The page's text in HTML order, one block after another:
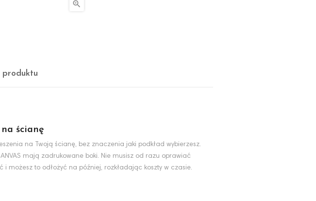

produktu
ścianę
na Twoją ścianę, bez znaczenia jaki podkład wybierzesz.
mają zadrukowane boki. Nie musisz od razu oprawiać
możesz to odłożyć na później, rozkładając koszty w czasie.